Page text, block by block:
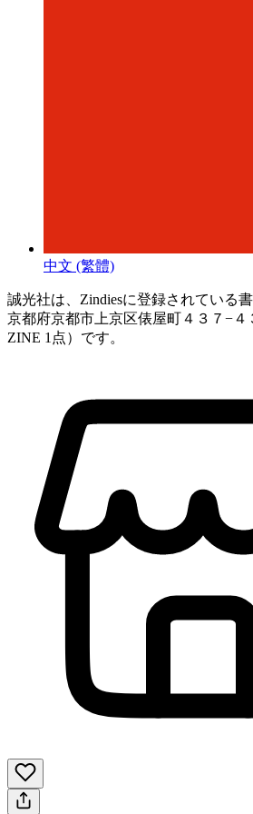
中文 (繁體)
誠光社は、Zindiesに登録されている
京都府京都市上京区俵屋町４３７−４
ZINE 1点）です。